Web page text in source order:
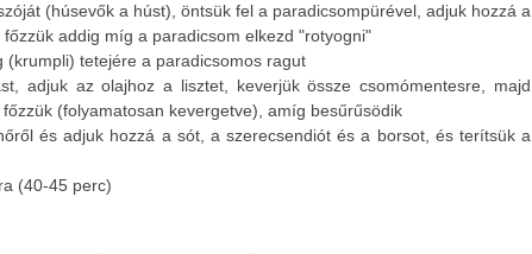
(húsevők a húst), öntsük fel a paradicsompürével, adjuk hozzá a
addig míg a paradicsom elkezd "rotyogni"
tetejére a paradicsomos ragut
adjuk az olajhoz a lisztet, keverjük össze csomómentesre, majd
(folyamatosan kevergetve), amíg besűrűsödik
és adjuk hozzá a sót, a szerecsendiót és a borsot, és terítsük a
(40-45 perc)